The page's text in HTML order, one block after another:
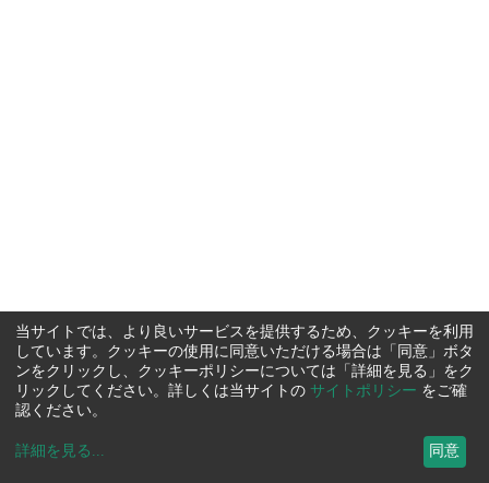
当サイトでは、より良いサービスを提供するため、クッキーを利用
しています。クッキーの使用に同意いただける場合は「同意」ボタ
ンをクリックし、クッキーポリシーについては「詳細を見る」をク
リックしてください。詳しくは当サイトの サイトポリシー をご確
認ください。
詳細を見る ... 同意